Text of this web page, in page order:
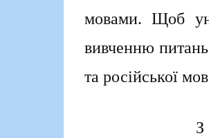
мовами. Щоб
вивченню
та російської
З метою